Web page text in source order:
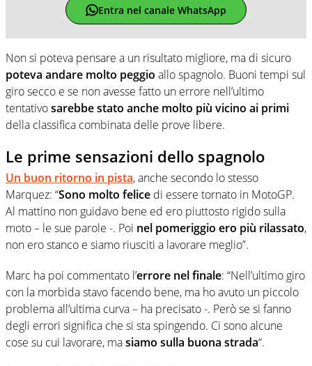
Entra nel canale WhatsApp
Non si poteva pensare a un risultato migliore, ma di sicuro
poteva andare molto peggio allo spagnolo. Buoni tempi sul
giro secco e se non avesse fatto un errore nell’ultimo
tentativosarebbe stato anche molto più vicino ai primi
della classifica combinata delle prove libere.
Le prime sensazioni dello spagnolo
Un buon ritorno in pista, anche secondo lo stesso
Marquez: “Sono molto felice di essere tornato in MotoGP.
Al mattino non guidavo bene ed ero piuttosto rigido sulla
moto – le sue parole -. Poi nel pomeriggio ero più rilassato,
non ero stanco e siamo riusciti a lavorare meglio”.
Marc ha poi commentato l’errore nel finale: “Nell’ultimo giro
con la morbida stavo facendo bene, ma ho avuto un piccolo
problema all’ultima curva – ha precisato -. Però se si fanno
degli errori significa che si sta spingendo. Ci sono alcune
cose su cui lavorare, masiamo sulla buona strada“.